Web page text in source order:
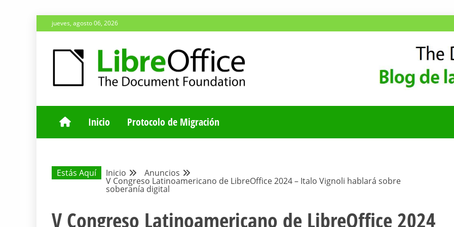
Saltar
al
jueves, agosto 06, 2026
BLOG DE LA COMUNIDAD
Inicio Protocolo de Migración
Estás Aquí Inicio Anuncios
V Congreso Latinoamericano de LibreOffice 2024 – Italo Vignoli hablará sobre
soberanía digital
V Congreso Latinoamericano de LibreOffice 2024